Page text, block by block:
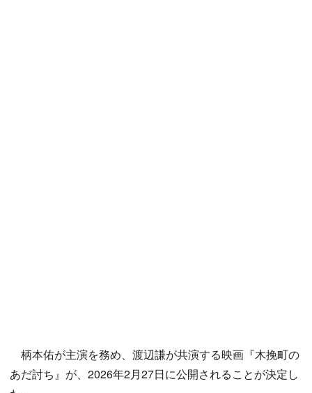
柄本佑が主演を務め、渡辺謙が共演する映画『木挽町の
あだ討ち』が、2026年2月27日に公開されることが決定し